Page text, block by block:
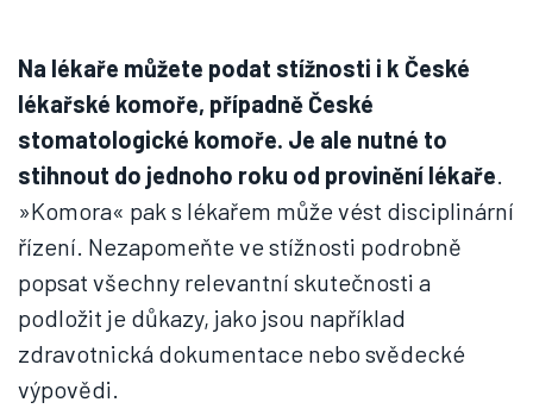
Na lékaře můžete podat stížnosti i k České
lékařské komoře, případně České
stomatologické komoře. Je ale nutné to
stihnout do jednoho roku od provinění lékaře.
»Komora« pak s lékařem může vést disciplinární
řízení. Nezapomeňte ve stížnosti podrobně
popsat všechny relevantní skutečnosti a
podložit je důkazy, jako jsou například
zdravotnická dokumentace nebo svědecké
výpovědi.